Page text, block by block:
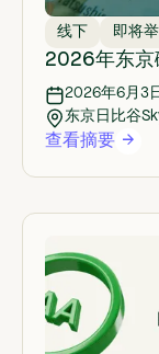
线下 即将
2026年东京
2026年6月3
东京日比谷
查看摘要